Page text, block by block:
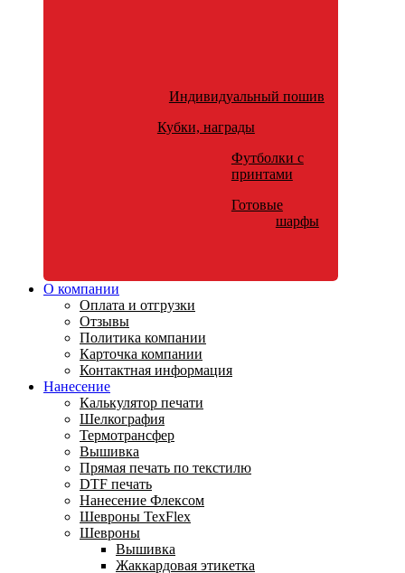
Индивидуальный пошив
Кубки, награды
Футболки с
принтами
Готовые
шарфы
О компании
Оплата и отгрузки
Отзывы
Политика компании
Карточка компании
Контактная информация
Нанесение
Калькулятор печати
Шелкография
Термотрансфер
Вышивка
Прямая печать по текстилю
DTF печать
Нанесение Флексом
Шевроны TexFlex
Шевроны
Вышивка
Жаккардовая этикетка